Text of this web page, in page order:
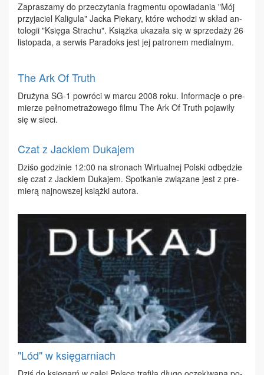
Za­pra­sza­my do prze­czy­ta­nia frag­men­tu opo­wia­da­nia "Mój
przy­ja­ciel Ka­li­gu­la" Jac­ka Pie­ka­ry, któ­re wcho­dzi w skład an­
to­lo­gii "Księ­ga Stra­chu". Książ­ka uka­za­ła się w sprze­da­ży 26
li­sto­pa­da, a ser­wis Pa­ra­doks jest jej pa­tro­nem me­dial­nym.
The Ark Of Truth
Dru­ży­na SG-1 po­wró­ci w mar­cu 2008 ro­ku. In­for­ma­cje o pre­
mie­rze peł­no­me­tra­żo­we­go fil­mu The Ark Of Truth po­ja­wi­ły
się w sie­ci.
Czat z Jackiem Dukajem
Dzi­śo go­dzi­nie 12:00 na stro­nach Wir­tu­al­nej Pol­ski od­bę­dzie
się czat z Jac­kiem Du­ka­jem. Spo­tka­nie zwią­za­ne jest z pre­
mie­rą naj­now­szej książ­ki au­to­ra.
"Lód" w księgarniach